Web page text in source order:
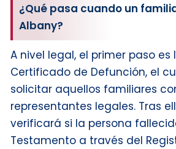
¿Qué pasa cuando un
Albany?
A nivel legal, el primer paso
Certificado de Defunción, el
solicitar aquellos familiares
representantes legales. Tras
verificará si la persona
Testamento a través del